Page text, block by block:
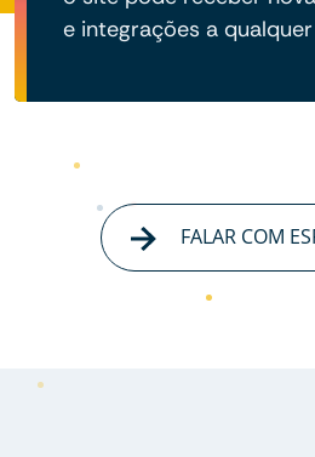
e integrações a
FALAR COM